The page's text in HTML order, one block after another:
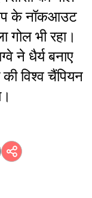
के नॉकआउट
गोल भी रहा।
ने धैर्य बनाए
विश्व चैंपियन